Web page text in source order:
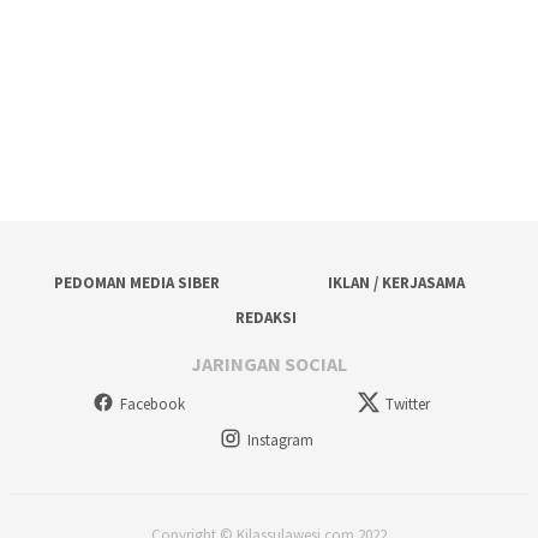
PEDOMAN MEDIA SIBER
IKLAN / KERJASAMA
REDAKSI
JARINGAN SOCIAL
Facebook
Twitter
Instagram